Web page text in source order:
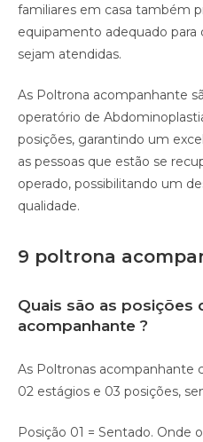
familiares em casa também
equipamento adequado para
sejam atendidas. ⠀
As Poltrona acompanhante
operatório de
posições, garantindo um
as pessoas que estão se
operado, possibilitando um
qualidade.⠀
9 poltrona
Quais são as posições
acompanhante ?
As Poltronas acompanhante
02 estágios e 03 posições,
Posição 01 = Sentado. Onde